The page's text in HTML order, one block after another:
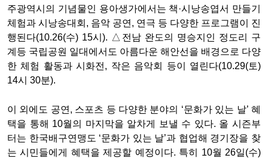
주광역시의 기념물인 용아생가에서는 책·시낭송엽서 만들기
체험과 시낭송대회, 음악 공연, 연극 등 다양한 프로그램이 진
행된다(10.26(수) 15시). △전남 완도의 명승지인 정도리 구
계등 국립공원 일대에서도 아름다운 해안선을 배경으로 다양
한 체험 활동과 시화전, 작은 음악회 등이 열린다(10.29(토)
14시 30분).
이 외에도 공연, 스포츠 등 다양한 분야의 ‘문화가 있는 날’ 혜
택을 통해 10월의 마지막을 알차게 보낼 수 있다. 올 시즌부
터는 한국배구연맹도 ‘문화가 있는 날’과 협업해 경기장을 찾
는 시민들에게 혜택을 제공할 예정이다. 특히 10월 26일(수)